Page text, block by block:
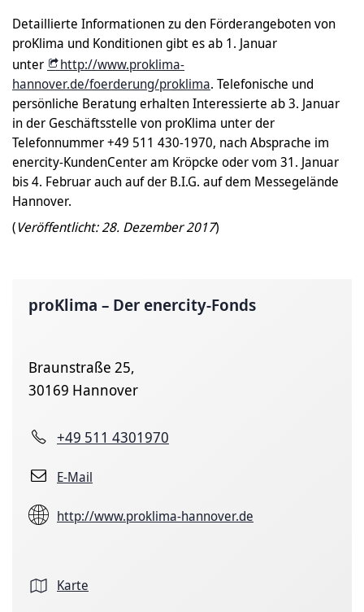
Detaillierte Informationen zu den Förderangeboten von
proKlima und Konditionen gibt es ab 1. Januar
unter
http://www.proklima-
hannover.de/foerderung/proklima. Telefonische und
persönliche Beratung erhalten Interessierte ab 3. Januar
in der Geschäftsstelle von proKlima unter der
Telefonnummer +49 511 430-1970, nach Absprache im
enercity-KundenCenter am Kröpcke oder vom 31. Januar
bis 4. Februar auch auf der B.I.G. auf dem Messegelände
Hannover.
(Veröffentlicht: 28. Dezember 2017)
proKlima – Der enercity-Fonds
Braunstraße 25,
30169 Hannover
+49 511 4301970
E-Mail
http://www.proklima-hannover.de
Karte